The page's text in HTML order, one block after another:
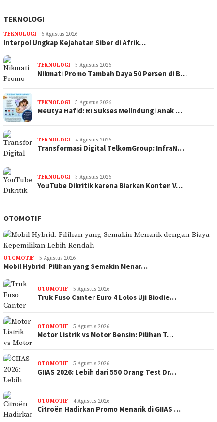
TEKNOLOGI
TEKNOLOGI 6 Agustus 2026
Interpol Ungkap Kejahatan Siber di Afrik…
TEKNOLOGI 5 Agustus 2026
Nikmati Promo Tambah Daya 50 Persen di B…
TEKNOLOGI 5 Agustus 2026
Meutya Hafid: RI Sukses Melindungi Anak …
TEKNOLOGI 4 Agustus 2026
Transformasi Digital TelkomGroup: InfraN…
TEKNOLOGI 3 Agustus 2026
YouTube Dikritik karena Biarkan Konten V…
OTOMOTIF
OTOMOTIF 5 Agustus 2026
Mobil Hybrid: Pilihan yang Semakin Menar…
OTOMOTIF 5 Agustus 2026
Truk Fuso Canter Euro 4 Lolos Uji Biodie…
OTOMOTIF 5 Agustus 2026
Motor Listrik vs Motor Bensin: Pilihan T…
OTOMOTIF 5 Agustus 2026
GIIAS 2026: Lebih dari 550 Orang Test Dr…
OTOMOTIF 4 Agustus 2026
Citroën Hadirkan Promo Menarik di GIIAS …